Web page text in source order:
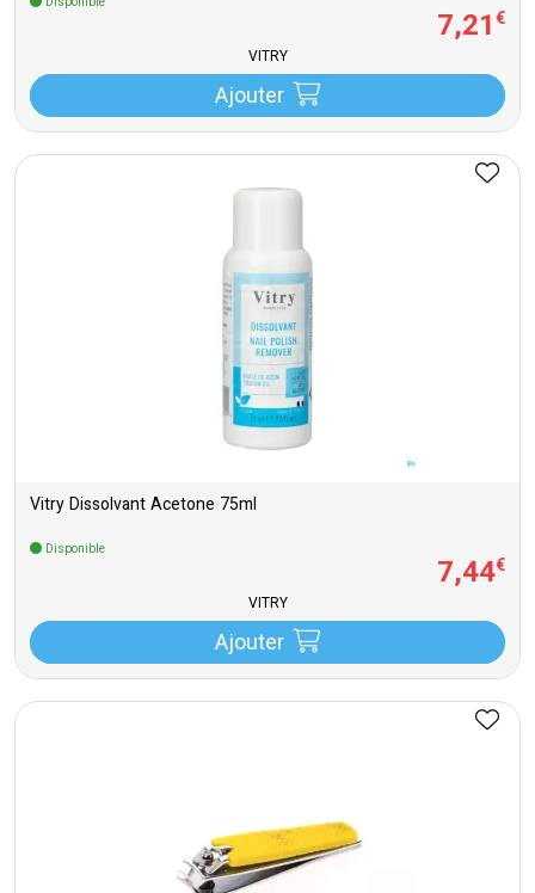
7,21€
VITRY
Ajouter
Vitry Dissolvant Acetone 75ml
Disponible
7,44€
VITRY
Ajouter